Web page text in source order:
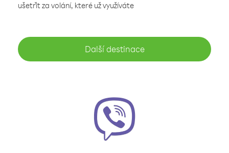
ušetřit za volání, které už využíváte
Další destinace